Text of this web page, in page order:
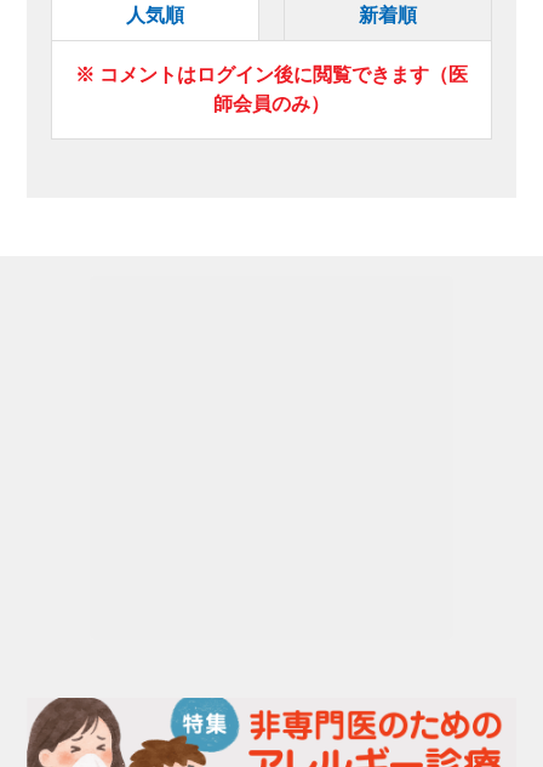
人気順 新着順
※ コメントはログイン後に閲覧できます（医
師会員のみ）